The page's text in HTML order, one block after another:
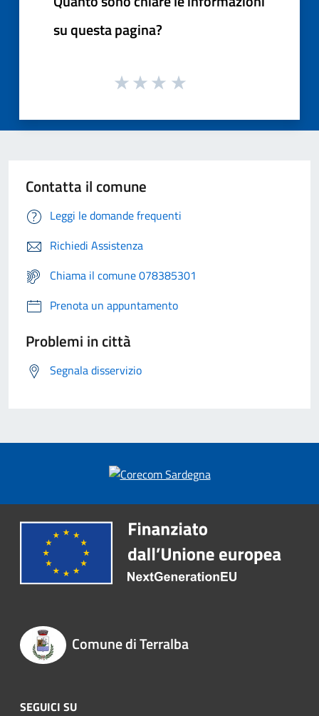
su questa pagina?
Contatta il comune
Leggi le domande frequenti
Richiedi Assistenza
Chiama il comune 078385301
Prenota un appuntamento
Problemi in città
Segnala disservizio
Comune di Terralba
SEGUICI SU